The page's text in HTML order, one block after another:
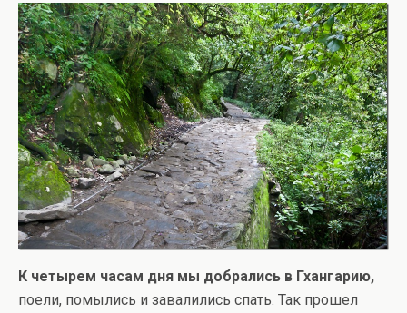
К четырем часам дня мы добрались в Гхангарию,
поели, помылись и завалились спать. Так прошел